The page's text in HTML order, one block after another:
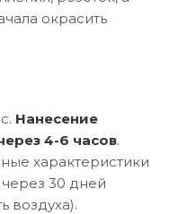
окрасить
Нанесение
4-6 часов.
характеристики
30 дней
воздуха).